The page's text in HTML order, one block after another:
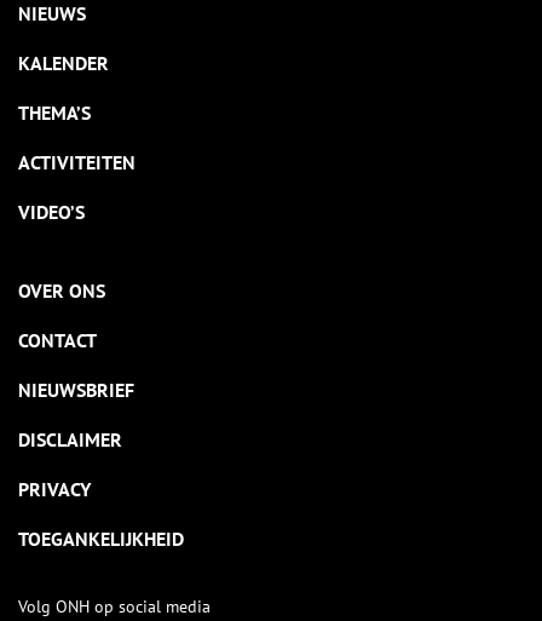
NIEUWS
KALENDER
THEMA’S
ACTIVITEITEN
VIDEO’S
OVER ONS
CONTACT
NIEUWSBRIEF
DISCLAIMER
PRIVACY
TOEGANKELIJKHEID
Volg ONH op social media